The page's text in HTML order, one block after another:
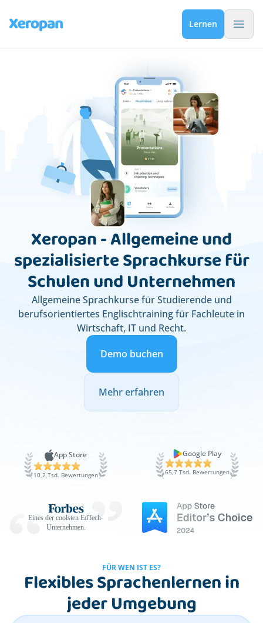
Lernen
Xeropan - Allgemeine und
spezialisierte Sprachkurse für
Schulen und Unternehmen
Allgemeine Sprachkurse für Studierende und
berufsorientiertes Englischtraining für Fachleute in
Wirtschaft, IT und Recht.
Demo buchen
Mehr erfahren
App Store
10,2 Tsd. Bewertungen
Google Play
65,7 Tsd. Bewertungen
Eines der coolsten EdTech-
Unternehmen.
FÜR WEN IST ES?
Flexibles Sprachenlernen in
jeder Umgebung